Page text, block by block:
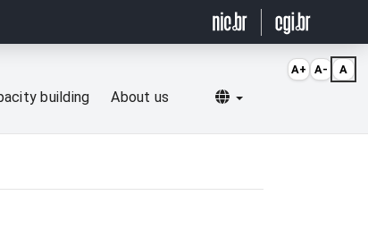
building About us Selecionar idioma
A+ A- A